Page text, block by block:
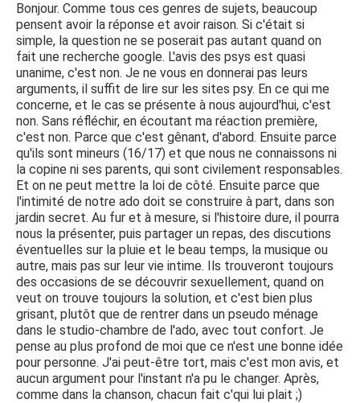
Bonjour. Comme tous ces genres de sujets, beaucoup
pensent avoir la réponse et avoir raison. Si c'était si
simple, la question ne se poserait pas autant quand on
fait une recherche google. L'avis des psys est quasi
unanime, c'est non. Je ne vous en donnerai pas leurs
arguments, il suffit de lire sur les sites psy. En ce qui me
concerne, et le cas se présente à nous aujourd'hui, c'est
non. Sans réfléchir, en écoutant ma réaction première,
c'est non. Parce que c'est gênant, d'abord. Ensuite parce
qu'ils sont mineurs (16/17) et que nous ne connaissons ni
la copine ni ses parents, qui sont civilement responsables.
Et on ne peut mettre la loi de côté. Ensuite parce que
l'intimité de notre ado doit se construire à part, dans son
jardin secret. Au fur et à mesure, si l'histoire dure, il pourra
nous la présenter, puis partager un repas, des discutions
éventuelles sur la pluie et le beau temps, la musique ou
autre, mais pas sur leur vie intime. Ils trouveront toujours
des occasions de se découvrir sexuellement, quand on
veut on trouve toujours la solution, et c'est bien plus
grisant, plutôt que de rentrer dans un pseudo ménage
dans le studio-chambre de l'ado, avec tout confort. Je
pense au plus profond de moi que ce n'est une bonne idée
pour personne. J'ai peut-être tort, mais c'est mon avis, et
aucun argument pour l'instant n'a pu le changer. Après,
comme dans la chanson, chacun fait c'qui lui plait ;)